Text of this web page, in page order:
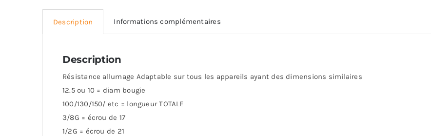
Description Informations complémentaires
Description
Résistance allumage Adaptable sur tous les appareils ayant des dimensions similaires
12.5 ou 10 = diam bougie
100/130/150/ etc = longueur TOTALE
3/8G = écrou de 17
1/2G = écrou de 21